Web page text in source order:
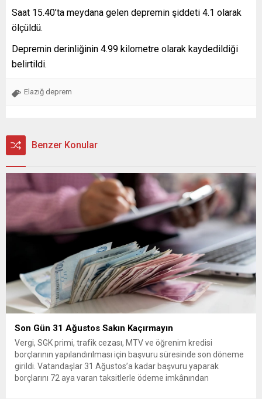
Saat 15.40’ta meydana gelen depremin şiddeti 4.1 olarak
ölçüldü.
Depremin derinliğinin 4.99 kilometre olarak kaydedildiği
belirtildi.
Elazığ deprem
Benzer Konular
Son Gün 31 Ağustos Sakın Kaçırmayın
Vergi, SGK primi, trafik cezası, MTV ve öğrenim kredisi
borçlarının yapılandırılması için başvuru süresinde son döneme
girildi. Vatandaşlar 31 Ağustos’a kadar başvuru yaparak
borçlarını 72 aya varan taksitlerle ödeme imkânından